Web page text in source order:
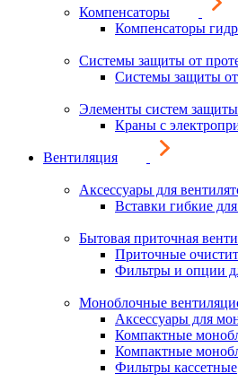
Компенсаторы
Компенсаторы
Системы защиты от
Системы защиты
Элементы систем защиты
Краны с
Вентиляция
Аксессуары для
Вставки гибкие
Бытовая приточная
Приточные
Фильтры и опции
Моноблочные
Аксессуары для
Компактные
Компактные
Фильтры кассетные